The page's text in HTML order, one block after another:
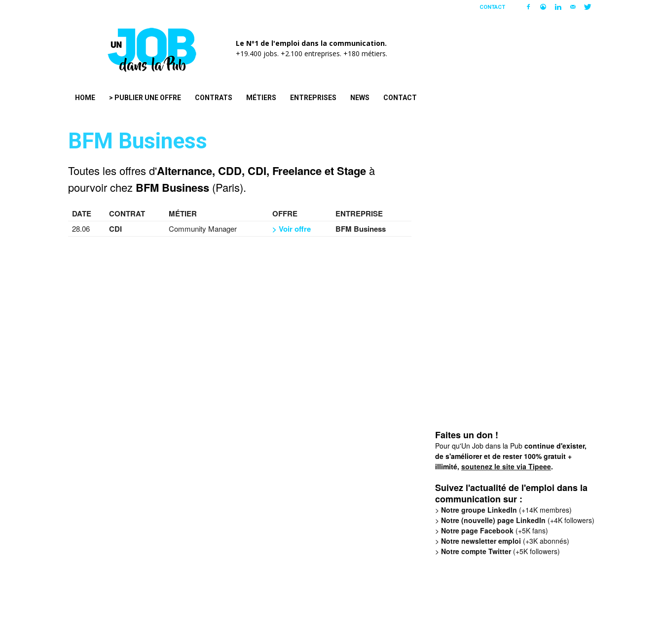
CONTACT
Le Nº1 de l'emploi dans la communication.
+19.400 jobs. +2.100 entreprises. +180 métiers.
HOME > PUBLIER UNE OFFRE CONTRATS MÉTIERS ENTREPRISES NEWS CONTACT
BFM Business
Toutes les offres d'Alternance, CDD, CDI, Freelance et Stage à
pourvoir chez BFM Business (Paris).
DATE CONTRAT MÉTIER OFFRE ENTREPRISE
28.06 CDI Community Manager > Voir offre BFM Business
Faites un don !
Pour qu'Un Job dans la Pub continue d'exister,
de s'améliorer et de rester 100% gratuit +
illimité, soutenez le site via Tipeee.
Suivez l'actualité de l'emploi dans la
communication sur :
> Notre groupe LinkedIn (+14K membres)
> Notre (nouvelle) page LinkedIn (+4K followers)
> Notre page Facebook (+5K fans)
> Notre newsletter emploi (+3K abonnés)
> Notre compte Twitter(+5K followers)